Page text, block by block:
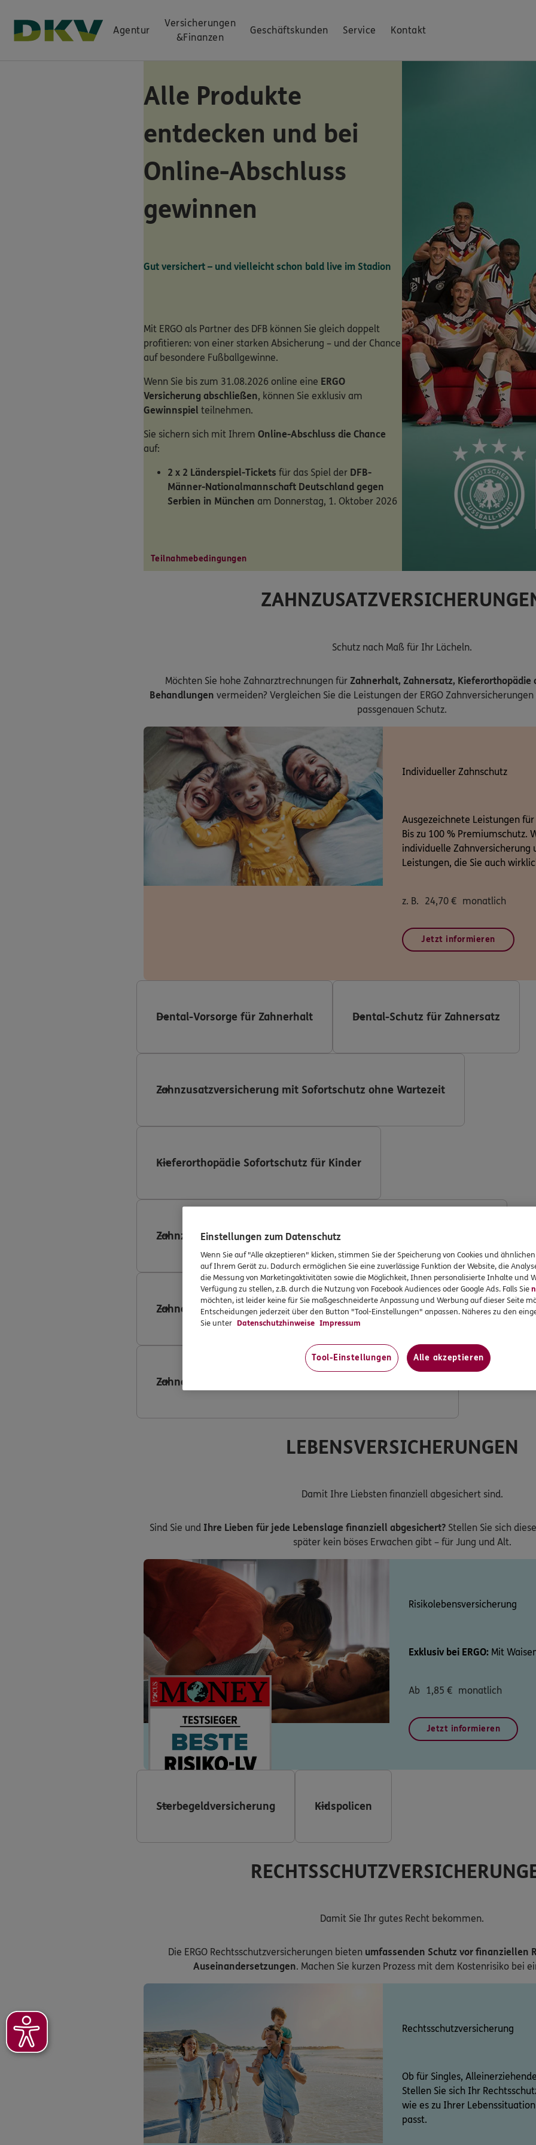
Agentur
Versicherungen
&Finanzen
Geschäftskunden Service Kontakt
Alle Produkte
entdecken und bei
Online-Abschluss
gewinnen
Gut versichert – und vielleicht schon bald live im Stadion
Mit ERGO als Partner des DFB können Sie gleich doppelt
profitieren: von einer starken Absicherung – und der Chance
auf besondere Fußballgewinne.
Wenn Sie bis zum 31.08.2026 online eine ERGO
Versicherung abschließen, können Sie exklusiv am
Gewinnspiel teilnehmen.
Sie sichern sich mit Ihrem Online-Abschluss die Chance
auf:
2 x 2 Länderspiel-Tickets für das Spiel der DFB-
Männer-Nationalmannschaft Deutschland gegen
Serbien in München am Donnerstag, 1. Oktober 2026
Teilnahmebedingungen
Schutz nach Maß für Ihr Lächeln.
Möchten Sie hohe Zahnarztrechnungen für Zahnerhalt, Zahnersatz, Kieferorthopädie
Behandlungen vermeiden? Vergleichen Sie die Leistungen der ERGO
passgenauen Schutz.
Individueller Zahnschutz
Ausgezeichnete Leistungen
Bis zu 100 % Premiumschutz.
individuelle Zahnversicherung
Leistungen, die Sie auch
z. B. 24,70 € monatlich
Jetzt informieren
Dental-Vorsorge für Zahnerhalt Dental-Schutz für Zahnersatz
Zahnzusatzversicherung mit Sofortschutz ohne Wartezeit
Kieferorthopädie Sofortschutz für Kinder
Zahnzusatzversicherung (DKV Deutsche Krankenversicherung AG)
Zahnersatzversicherung mit Implantaten
Zahnersatzversicherung mit verdoppeltem Festzuschuss
LEBENSVERSICHERUNGEN
Damit Ihre Liebsten finanziell abgesichert sind.
Sind Sie und Ihre Lieben für jede Lebenslage finanziell abgesichert? Stellen Sie sich
später kein böses Erwachen gibt – für Jung und Alt.
Risikolebensversicherung
Exklusiv bei ERGO: Mit
Ab 1,85 € monatlich
Jetzt informieren
Sterbegeldversicherung Kidspolicen
Damit Sie Ihr gutes Recht bekommen.
Die ERGO Rechtsschutzversicherungen bieten umfassenden Schutz vor finanziellen
Auseinandersetzungen. Machen Sie kurzen Prozess mit dem Kostenrisiko bei
Rechtsschutzversicherung
Ob für Singles,
Stellen Sie sich Ihr
wie es zu Ihrer
passt.
Einstellungen zum Datenschutz
Wenn Sie auf "Alle akzeptieren" klicken, stimmen Sie der Speicherung von Cookies und
auf Ihrem Gerät zu. Dadurch ermöglichen Sie eine zuverlässige Funktion der Website, die
die Messung von Marketingaktivitäten sowie die Möglichkeit, Ihnen personalisierte Inhalte und
Verfügung zu stellen, z.B. durch die Nutzung von Facebook Audiences oder Google Ads. Falls Sie
möchten, ist leider keine für Sie maßgeschneiderte Anpassung und Werbung auf dieser Seite
Entscheidungen jederzeit über den Button "Tool-Einstellungen" anpassen. Näheres zu den
Sie unter Datenschutzhinweise Impressum
Tool-Einstellungen Alle akzeptieren